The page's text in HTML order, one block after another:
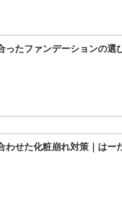
ったファンデーションの選
わせた化粧崩れ対策｜はー